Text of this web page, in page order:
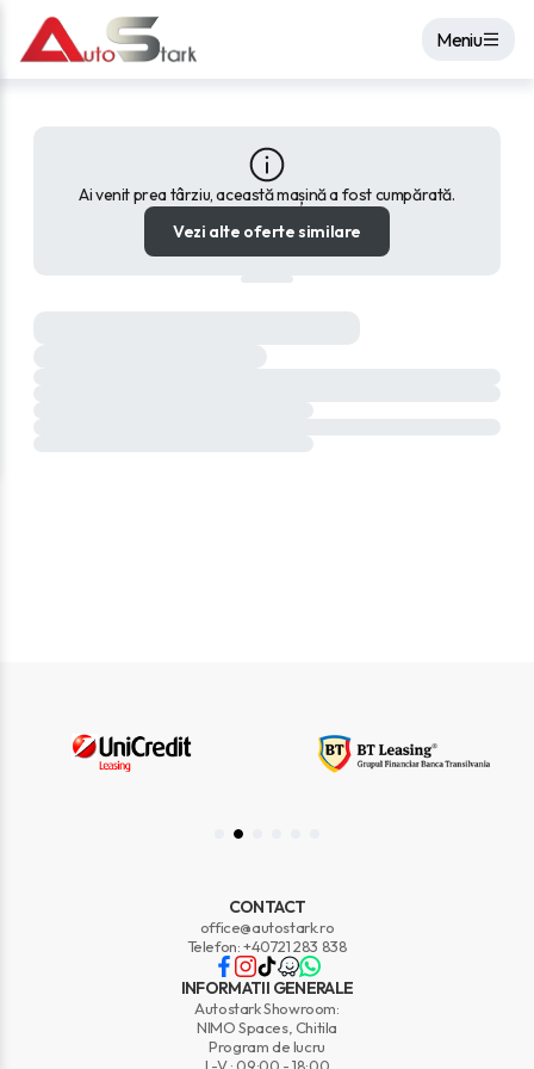
Meniu
Ai venit prea târziu, această mașină a fost cumpărată.
Vezi alte oferte similare
CONTACT
office@autostark.ro
Telefon: +40721 283 838
INFORMATII GENERALE
Autostark Showroom:
NIMO Spaces, Chitila
Program de lucru